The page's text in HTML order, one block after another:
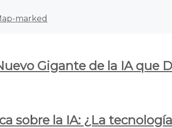
marked
Gigante de la IA
sobre la IA: ¿La